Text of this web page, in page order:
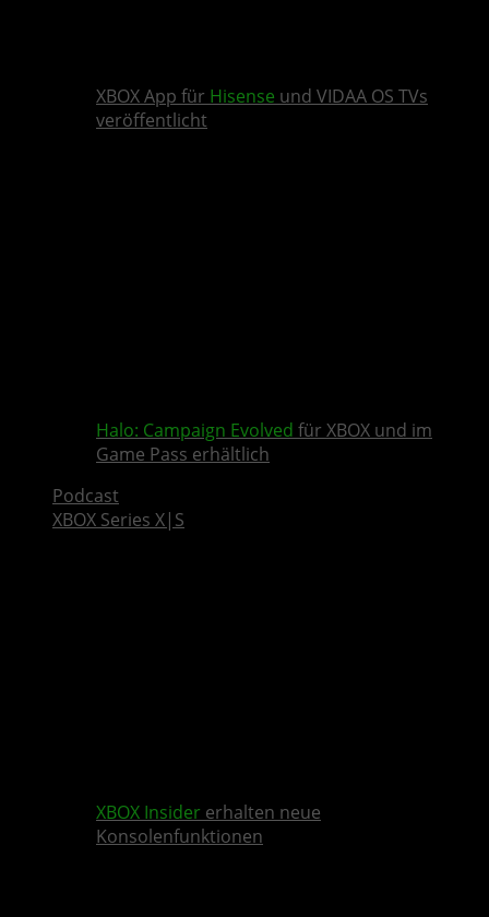
XBOX App für Hisense und VIDAA OS TVs
veröffentlicht
Halo: Campaign Evolved für XBOX und im
Game Pass erhältlich
Podcast
XBOX Series X|S
XBOX Insider erhalten neue
Konsolenfunktionen